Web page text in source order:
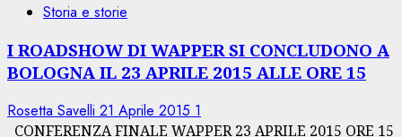
Storia e storie
I ROADSHOW DI WAPPER SI CONCLUDONO A
BOLOGNA IL 23 APRILE 2015 ALLE ORE 15
Rosetta Savelli 21 Aprile 2015 1
CONFERENZA FINALE WAPPER 23 APRILE 2015 ORE 15